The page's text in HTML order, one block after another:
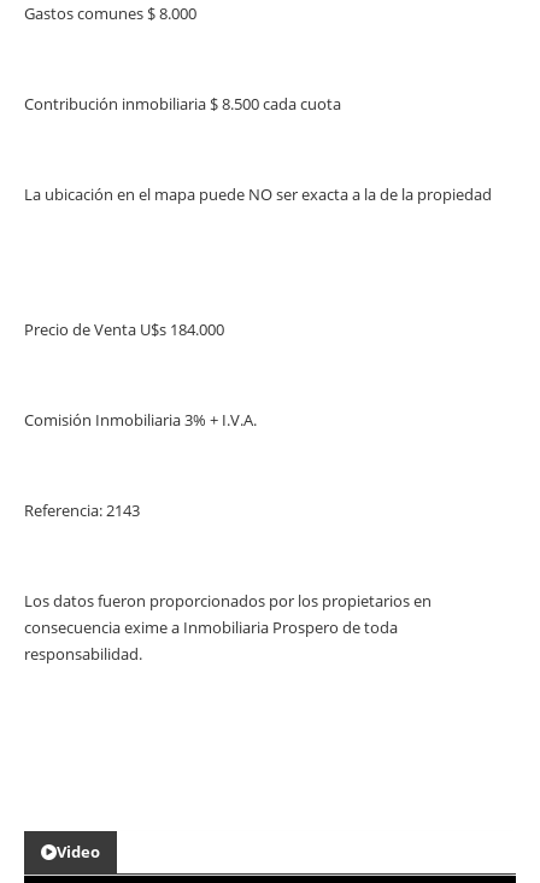
Gastos comunes $ 8.000
Contribución inmobiliaria $ 8.500 cada cuota
La ubicación en el mapa puede NO ser exacta a la de la propiedad
Precio de Venta U$s 184.000
Comisión Inmobiliaria 3% + I.V.A.
Referencia: 2143
Los datos fueron proporcionados por los propietarios en
consecuencia exime a Inmobiliaria Prospero de toda
responsabilidad.
Video